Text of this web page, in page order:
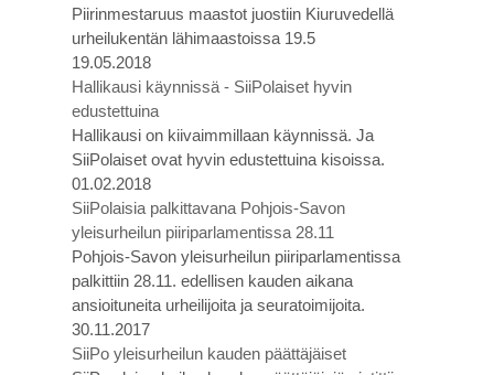
Piirinmestaruus maastot juostiin Kiuruvedellä
urheilukentän lähimaastoissa 19.5
19.05.2018
Hallikausi käynnissä - SiiPolaiset hyvin
edustettuina
Hallikausi on kiivaimmillaan käynnissä. Ja
SiiPolaiset ovat hyvin edustettuina kisoissa.
01.02.2018
SiiPolaisia palkittavana Pohjois-Savon
yleisurheilun piiriparlamentissa 28.11
Pohjois-Savon yleisurheilun piiriparlamentissa
palkittiin 28.11. edellisen kauden aikana
ansioituneita urheilijoita ja seuratoimijoita.
30.11.2017
SiiPo yleisurheilun kauden päättäjäiset